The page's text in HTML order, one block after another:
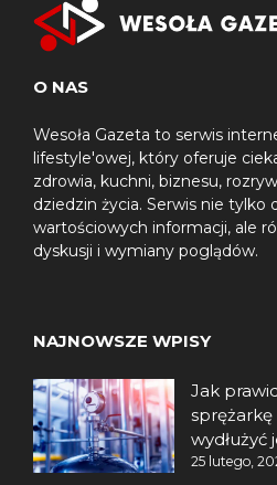
O NAS
Wesoła Gazeta to serwis
lifestyle'owej, który oferuje
zdrowia, kuchni, biznesu,
dziedzin życia. Serwis nie tylko
wartościowych informacji, ale
dyskusji i wymiany poglądów.
NAJNOWSZE WPISY
Jak
wydłużyć
25 lutego,